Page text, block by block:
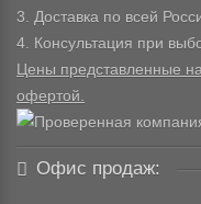
3. Доставка по всей
4. Консультация при
Цены представленные
офертой.
Офис продаж: